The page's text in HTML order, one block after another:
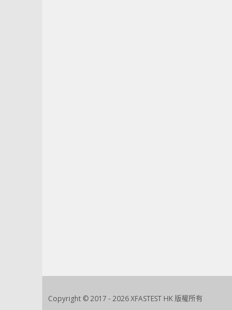
Copyright © 2017 - 2026 XFASTEST HK 版權所有